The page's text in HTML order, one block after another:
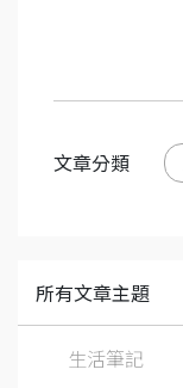
文章分類
所有文章主題
生活筆記